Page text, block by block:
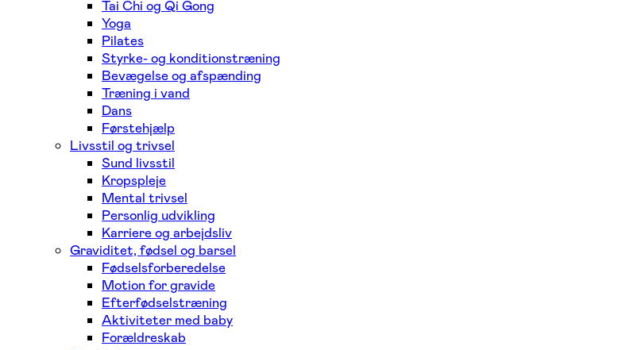
Tai Chi og Qi Gong
Yoga
Pilates
Styrke- og konditionstræning
Bevægelse og afspænding
Træning i vand
Dans
Førstehjælp
Livsstil og trivsel
Sund livsstil
Kropspleje
Mental trivsel
Personlig udvikling
Karriere og arbejdsliv
Graviditet, fødsel og barsel
Fødselsforberedelse
Motion for gravide
Efterfødselstræning
Aktiviteter med baby
Forældreskab